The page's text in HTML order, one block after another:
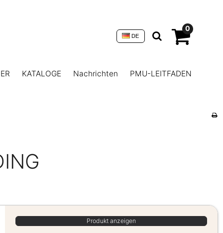
0
DE
KATALOGE Nachrichten
PMU-LEITFADEN
Produkt anzeigen